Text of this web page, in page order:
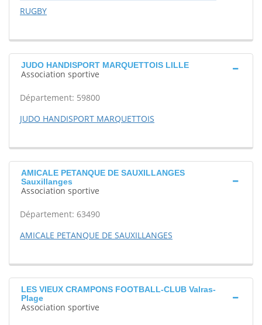
RUGBY
JUDO HANDISPORT MARQUETTOIS LILLE
Association sportive
Département: 59800
JUDO HANDISPORT MARQUETTOIS
AMICALE PETANQUE DE SAUXILLANGES
Sauxillanges
Association sportive
Département: 63490
AMICALE PETANQUE DE SAUXILLANGES
LES VIEUX CRAMPONS FOOTBALL-CLUB Valras-
Plage
Association sportive